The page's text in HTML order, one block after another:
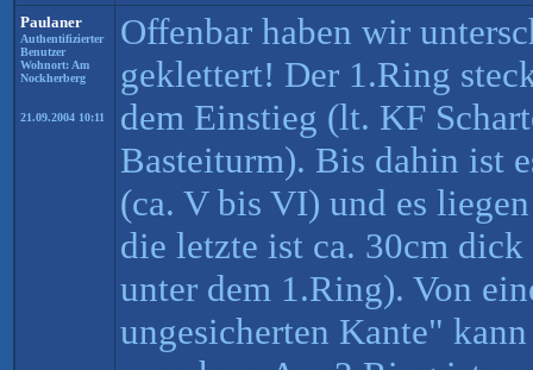
Paulaner
Authentifizierter
Benutzer
Wohnort: Am
Nockherberg
21.09.2004 10:11
Offenbar haben wir
geklettert! Der 1.Ring
dem Einstieg (lt. KF
Basteiturm). Bis dahin ist
(ca. V bis VI) und es
die letzte ist ca. 30cm
unter dem 1.Ring). Von
ungesicherten Kante"